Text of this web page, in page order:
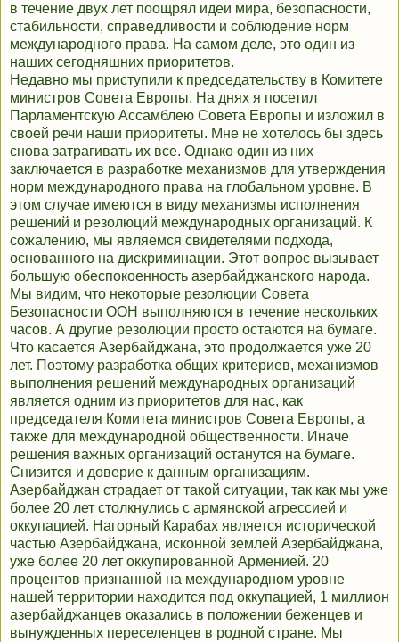
в течение двух лет поощрял идеи мира, безопасности,
стабильности, справедливости и соблюдение норм
международного права. На самом деле, это один из
наших сегодняшних приоритетов.
Недавно мы приступили к председательству в Комитете
министров Совета Европы. На днях я посетил
Парламентскую Ассамблею Совета Европы и изложил в
своей речи наши приоритеты. Мне не хотелось бы здесь
снова затрагивать их все. Однако один из них
заключается в разработке механизмов для утверждения
норм международного права на глобальном уровне. В
этом случае имеются в виду механизмы исполнения
решений и резолюций международных организаций. К
сожалению, мы являемся свидетелями подхода,
основанного на дискриминации. Этот вопрос вызывает
большую обеспокоенность азербайджанского народа.
Мы видим, что некоторые резолюции Совета
Безопасности ООН выполняются в течение нескольких
часов. А другие резолюции просто остаются на бумаге.
Что касается Азербайджана, это продолжается уже 20
лет. Поэтому разработка общих критериев, механизмов
выполнения решений международных организаций
является одним из приоритетов для нас, как
председателя Комитета министров Совета Европы, а
также для международной общественности. Иначе
решения важных организаций останутся на бумаге.
Снизится и доверие к данным организациям.
Азербайджан страдает от такой ситуации, так как мы уже
более 20 лет столкнулись с армянской агрессией и
оккупацией. Нагорный Карабах является исторической
частью Азербайджана, исконной землей Азербайджана,
уже более 20 лет оккупированной Арменией. 20
процентов признанной на международном уровне
нашей территории находится под оккупацией, 1 миллион
азербайджанцев оказались в положении беженцев и
вынужденных переселенцев в родной стране. Мы